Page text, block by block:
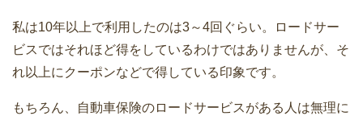
私は10年以上で利用したのは3～4回ぐらい。ロードサー
ビスではそれほど得をしているわけではありませんが、そ
れ以上にクーポンなどで得している印象です。
もちろん、自動車保険のロードサービスがある人は無理に